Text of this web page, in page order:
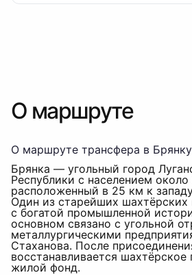
О маршруте
О маршруте трансфера в Брянку
Брянка — угольный город
Республики с населением
расположенный в 25 км к
Один из старейших шахтёрских
с богатой промышленной
основном связано с угольной
металлургическими
Стаханова. После
восстанавливается шахтёрское
жилой фонд.